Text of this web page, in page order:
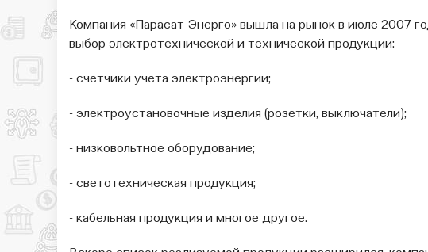
Компания «Парасат-Энерго» вышла на рынок в июле 2007
выбор электротехнической и технической продукции:
- счетчики учета электроэнергии;
- электроустановочные изделия (розетки, выключатели);
- низковольтное оборудование;
- светотехническая продукция;
- кабельная продукция и многое другое.